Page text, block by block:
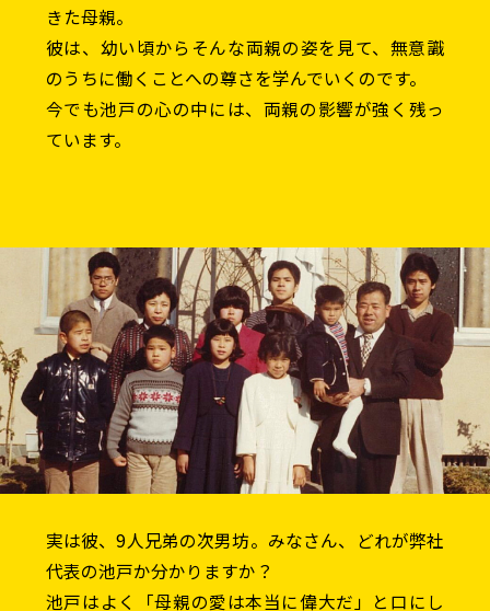
きた母親。
彼は、幼い頃からそんな両親の姿を見て、無意識
のうちに働くことへの尊さを学んでいくのです。
今でも池戸の心の中には、両親の影響が強く残っ
ています。
実は彼、9人兄弟の次男坊。みなさん、どれが弊社
代表の池戸か分かりますか？
池戸はよく「母親の愛は本当に偉大だ」と口にし